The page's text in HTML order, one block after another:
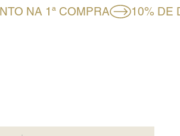
NA 1ª COMPRA